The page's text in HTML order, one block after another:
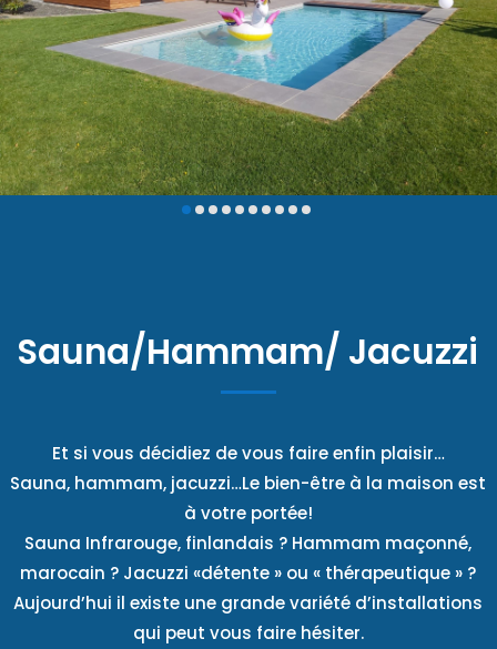
Sauna/Hammam/ Jacuzzi
Et si vous décidiez de vous faire enfin plaisir…
Sauna, hammam, jacuzzi…Le bien-être à la maison est
à votre portée!
Sauna Infrarouge, finlandais ? Hammam maçonné,
marocain ? Jacuzzi «détente » ou « thérapeutique » ?
Aujourd’hui il existe une grande variété d’installations
qui peut vous faire hésiter.